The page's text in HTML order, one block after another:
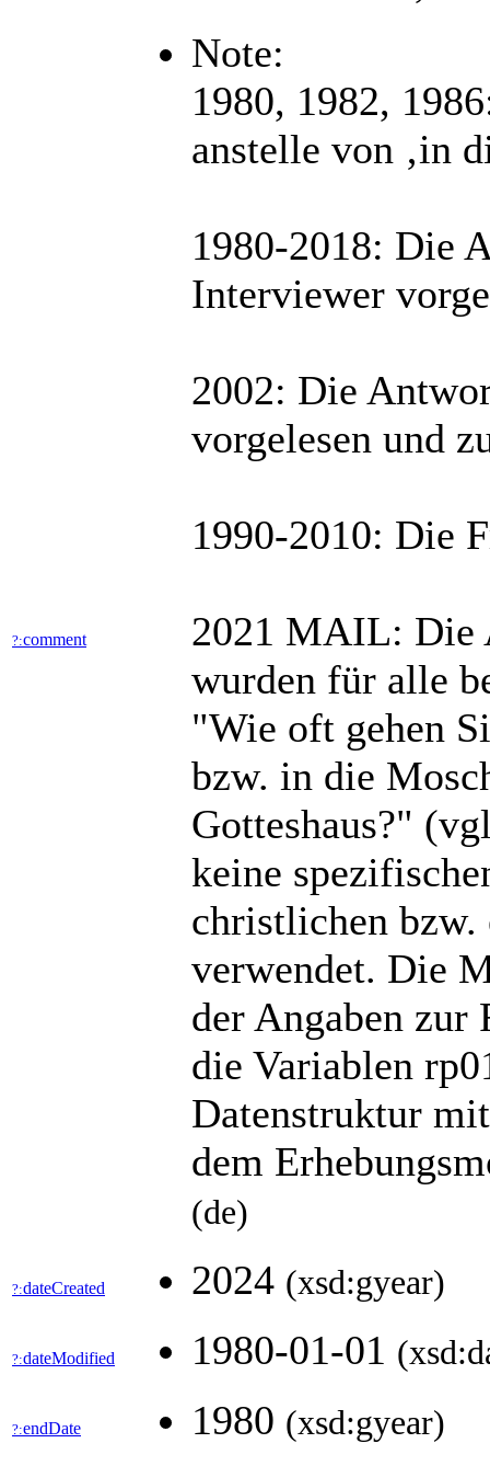
?:comment
Note:
1980, 1982,
anstelle von ‚in
1980-2018: Die
Interviewer
2002: Die
vorgelesen und
1990-2010: Die
2021 MAIL: Die
wurden für alle
"Wie oft gehen
bzw. in die
Gotteshaus?"
keine
christlichen
verwendet. Die
der Angaben
die Variablen
Datenstruktur
dem
(de)
?:dateCreated 2024 (xsd:gyear)
?:dateModified 1980-01-01
?:endDate 1980 (xsd:gyear)